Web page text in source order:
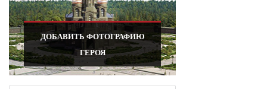
ДОБАВИТЬ ФОТОГРАФИЮ
ГЕРОЯ